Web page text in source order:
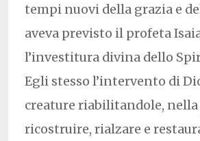
tempi nuovi della grazia e
aveva previsto il profeta
l’investitura divina dello
Egli stesso l’intervento di
creature riabilitandole,
ricostruire, rialzare e